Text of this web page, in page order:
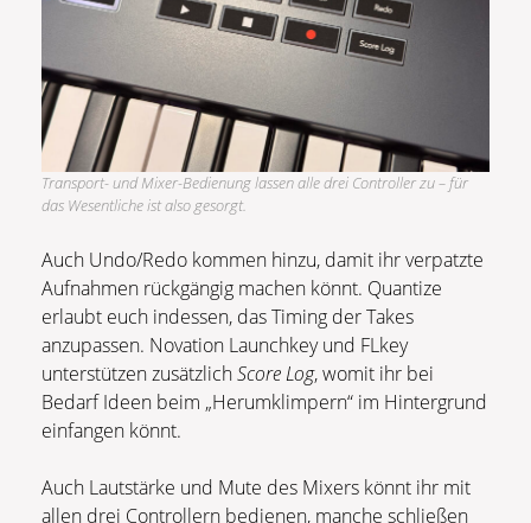
Transport- und Mixer-Bedienung lassen alle drei Controller zu – für
das Wesentliche ist also gesorgt.
Auch Undo/Redo kommen hinzu, damit ihr verpatzte
Aufnahmen rückgängig machen könnt. Quantize
erlaubt euch indessen, das Timing der Takes
anzupassen. Novation Launchkey und FLkey
unterstützen zusätzlichScore Log, womit ihr bei
Bedarf Ideen beim „Herumklimpern“ im Hintergrund
einfangen könnt.
Auch Lautstärke und Mute des Mixers könnt ihr mit
allen drei Controllern bedienen, manche schließen